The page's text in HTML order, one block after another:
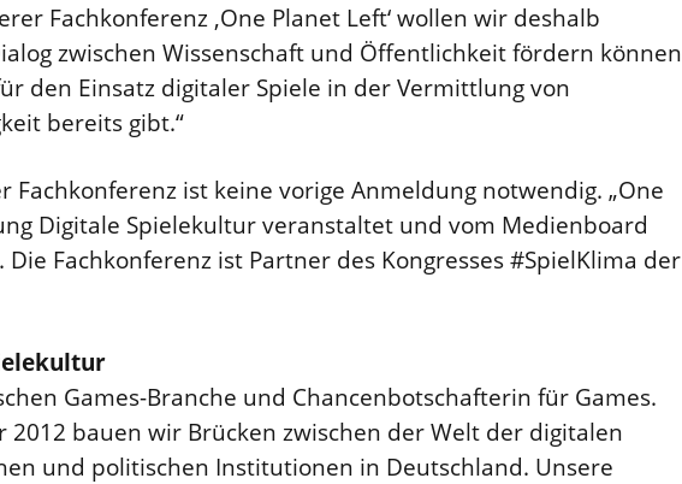
Fachkonferenz ‚One Planet Left‘ wollen wir deshalb
zwischen Wissenschaft und Öffentlichkeit fördern können
den Einsatz digitaler Spiele in der Vermittlung von
bereits gibt.“
ist keine vorige Anmeldung notwendig. „One
Digitale Spielekultur veranstaltet und vom Medienboard
Fachkonferenz ist Partner des Kongresses #SpielKlima der
Games-Branche und Chancenbotschafterin für Games.
2012 bauen wir Brücken zwischen der Welt der digitalen
und politischen Institutionen in Deutschland. Unsere